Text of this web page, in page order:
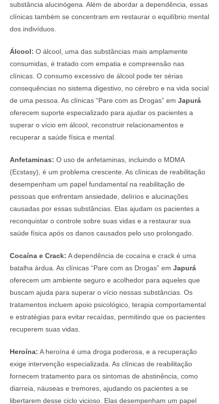
substância alucinógena. Além de abordar a dependência, essas
clínicas também se concentram em restaurar o equilíbrio mental
dos indivíduos.
Álcool: O álcool, uma das substâncias mais amplamente
consumidas, é tratado com empatia e compreensão nas
clínicas. O consumo excessivo de álcool pode ter sérias
consequências no sistema digestivo, no cérebro e na vida social
de uma pessoa. As clínicas “Pare com as Drogas” em Japurá
oferecem suporte especializado para ajudar os pacientes a
superar o vício em álcool, reconstruir relacionamentos e
recuperar a saúde física e mental.
Anfetaminas: O uso de anfetaminas, incluindo o MDMA
(Ecstasy), é um problema crescente. As clínicas de reabilitação
desempenham um papel fundamental na reabilitação de
pessoas que enfrentam ansiedade, delírios e alucinações
causadas por essas substâncias. Elas ajudam os pacientes a
reconquistar o controle sobre suas vidas e a restaurar sua
saúde física após os danos causados pelo uso prolongado.
Cocaína e Crack: A dependência de cocaína e crack é uma
batalha árdua. As clínicas “Pare com as Drogas” em Japurá
oferecem um ambiente seguro e acolhedor para aqueles que
buscam ajuda para superar o vício nessas substâncias. Os
tratamentos incluem apoio psicológico, terapia comportamental
e estratégias para evitar recaídas, permitindo que os pacientes
recuperem suas vidas.
Heroína: A heroína é uma droga poderosa, e a recuperação
exige intervenção especializada. As clínicas de reabilitação
fornecem tratamento para os sintomas de abstinência, como
diarreia, náuseas e tremores, ajudando os pacientes a se
libertarem desse ciclo vicioso. Elas desempenham um papel